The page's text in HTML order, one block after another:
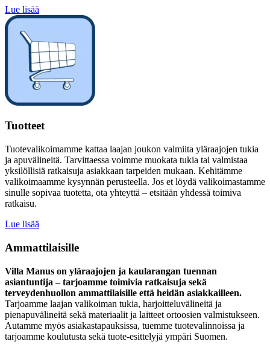
Lue lisää
Tuotteet
Tuotevalikoimamme kattaa laajan joukon valmiita yläraajojen tukia
ja apuvälineitä. Tarvittaessa voimme muokata tukia tai valmistaa
yksilöllisiä ratkaisuja asiakkaan tarpeiden mukaan. Kehitämme
valikoimaamme kysynnän perusteella. Jos et löydä valikoimastamme
sinulle sopivaa tuotetta, ota yhteyttä – etsitään yhdessä toimiva
ratkaisu.
Lue lisää
Ammattilaisille
Villa Manus on yläraajojen ja kaularangan tuennan
asiantuntija – tarjoamme toimivia ratkaisuja sekä
terveydenhuollon ammattilaisille että heidän asiakkailleen.
Tarjoamme laajan valikoiman tukia, harjoitteluvälineitä ja
pienapuvälineitä sekä materiaalit ja laitteet ortoosien valmistukseen.
Autamme myös asiakastapauksissa, tuemme tuotevalinnoissa ja
tarjoamme koulutusta sekä tuote-esittelyjä ympäri Suomen.